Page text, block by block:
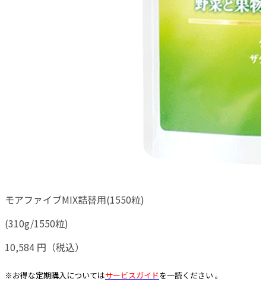
モアファイブMIX詰替用(1550粒)
(310g/1550粒)
10,584 円（税込）
※お得な定期購入についてはサービスガイドを一読ください 。